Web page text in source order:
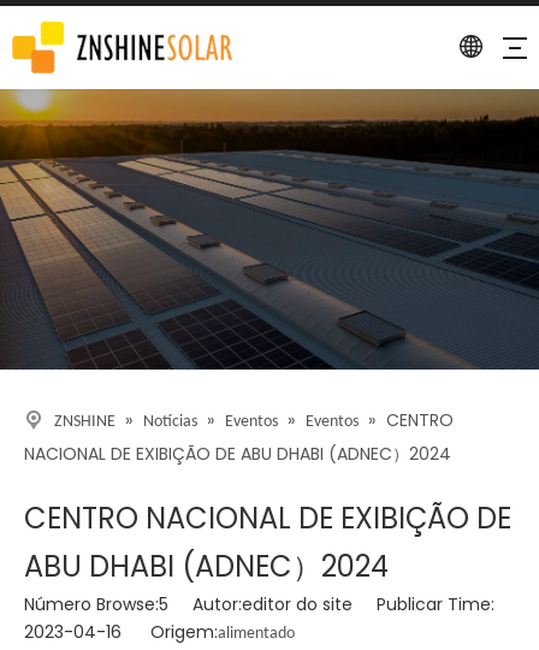
Detalhe
ZNSHINE » Notícias » Eventos » Eventos » CENTRO
NACIONAL DE EXIBIÇÃO DE ABU DHABI (ADNEC）2024
CENTRO NACIONAL DE EXIBIÇÃO DE
ABU DHABI (ADNEC）2024
Número Browse:5 Autor:editor do site Publicar Time:
2023-04-16 Origem:alimentado
ZNShine publica primeiro relatório ESG: novos marcos de sustentabilidade